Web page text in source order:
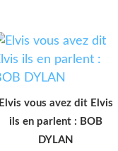
Elvis vous avez dit Elvis
ils en parlent : BOB
DYLAN